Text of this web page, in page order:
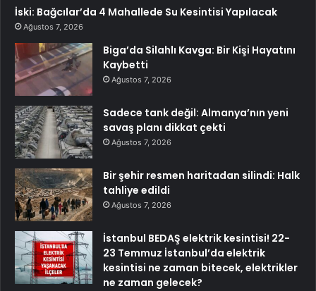
İski: Bağcılar’da 4 Mahallede Su Kesintisi Yapılacak
Ağustos 7, 2026
Biga’da Silahlı Kavga: Bir Kişi Hayatını
Kaybetti
Ağustos 7, 2026
Sadece tank değil: Almanya’nın yeni
savaş planı dikkat çekti
Ağustos 7, 2026
Bir şehir resmen haritadan silindi: Halk
tahliye edildi
Ağustos 7, 2026
İstanbul BEDAŞ elektrik kesintisi! 22-
23 Temmuz İstanbul’da elektrik
kesintisi ne zaman bitecek, elektrikler
ne zaman gelecek?